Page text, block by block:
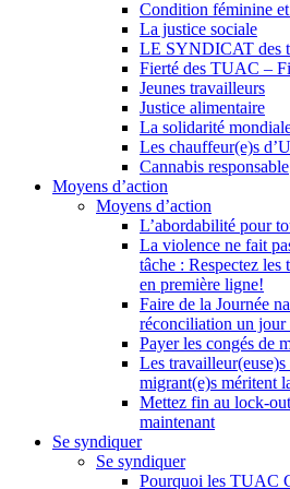
Condition féminine et
La justice sociale
LE SYNDICAT des
Fierté des TUAC –
Jeunes travailleurs
Justice alimentaire
La solidarité
Les chauffeur(e)s
Cannabis responsable
Moyens d’action
Moyens d’action
L’abordabilité pour
La violence ne fait
tâche : Respectez les
en première ligne!
Faire de la Journée
réconciliation un jour
Payer les congés de
Les
migrant(e)s méritent
Mettez fin au lock-
maintenant
Se syndiquer
Se syndiquer
Pourquoi les TUAC